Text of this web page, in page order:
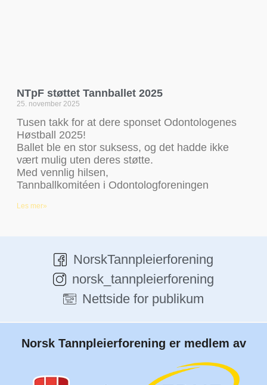
NTpF støttet Tannballet 2025
25. november 2025
Tusen takk for at dere sponset Odontologenes
Høstball 2025!
Ballet ble en stor suksess, og det hadde ikke
vært mulig uten deres støtte.
Med vennlig hilsen,
Tannballkomitéen i Odontologforeningen
Les mer»
NorskTannpleierforening
norsk_tannpleierforening
Nettside for publikum
Norsk Tannpleierforening er medlem av